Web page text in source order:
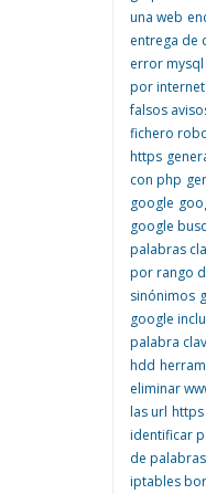
una web
entrega de
error mysql
por internet
falsos
fichero
https
con php
google
google
palabras
por rango
sinónimos
google
palabra
hdd
eliminar
las url https
identificar
de palabras
iptables